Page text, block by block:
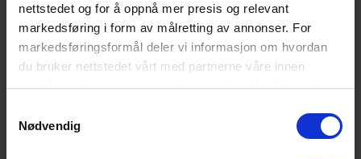
nettstedet og for å oppnå mer presis og relevant
markedsføring i form av målretting av annonser. For
markedsføringsformål deler vi informasjon om hvordan
du bruker nettstedet vårt med partnerne våre innen
sosiale medier og annonsering, som kan kombinere den
eller som de har samlet inn gjennom din bruk av
tjenestene deres. Les mer om hvilke opplysninger vi
Nødvendig